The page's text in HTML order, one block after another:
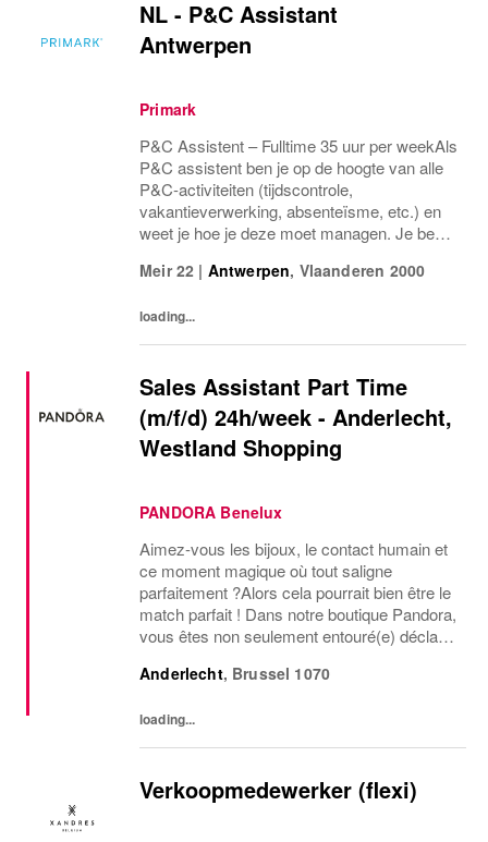
NL - P&C Assistant
Antwerpen
Primark
P&C Assistent – Fulltime 35 uur per weekAls
P&C assistent ben je op de hoogte van alle
P&C-activiteiten (tijdscontrole,
vakantieverwerking, absenteïsme, etc.) en
weet je hoe je deze moet managen. Je bent
samenwerking met de P&C supervisor en
Meir 22 | Antwerpen, Vlaanderen 2000
loading...
Sales Assistant Part Time
(m/f/d) 24h/week - Anderlecht,
Westland Shopping
PANDORA Benelux
Aimez-vous les bijoux, le contact humain et
ce moment magique où tout saligne
parfaitement ?Alors cela pourrait bien être le
match parfait ! Dans notre boutique Pandora,
vous êtes non seulement entouré(e) déclat,
dexpériences clients inoubliables. We...
Anderlecht, Brussel 1070
loading...
Verkoopmedewerker (flexi)